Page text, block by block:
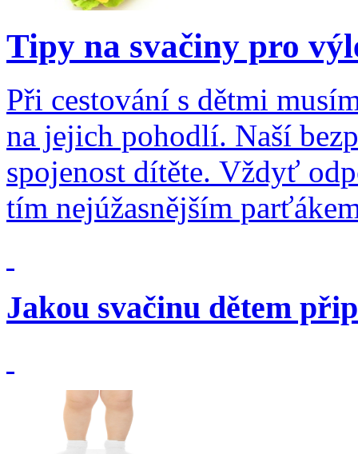
Tipy na svačiny pro
Při cestování s dětmi
na jejich pohodlí. Naší
spojenost dítěte. Vždyť
tím nejúžasnějším
Jakou svačinu dětem